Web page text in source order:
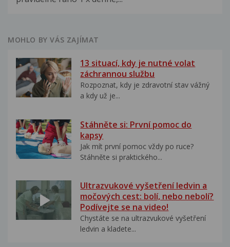
MOHLO BY VÁS ZAJÍMAT
13 situací, kdy je nutné volat
záchrannou službu
Rozpoznat, kdy je zdravotní stav vážný
a kdy už je...
Stáhněte si: První pomoc do
kapsy
Jak mít první pomoc vždy po ruce?
Stáhněte si praktického...
Ultrazvukové vyšetření ledvin a
močových cest: bolí, nebo nebolí?
Podívejte se na video!
Chystáte se na ultrazvukové vyšetření
ledvin a kladete...